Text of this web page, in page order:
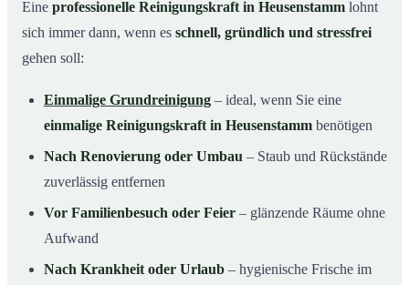
Eine professionelle Reinigungskraft in Heusenstamm lohnt
sich immer dann, wenn es schnell, gründlich und stressfrei
gehen soll:
Einmalige Grundreinigung – ideal, wenn Sie eine
einmalige Reinigungskraft in Heusenstamm benötigen
Nach Renovierung oder Umbau – Staub und Rückstände
zuverlässig entfernen
Vor Familienbesuch oder Feier – glänzende Räume ohne
Aufwand
Nach Krankheit oder Urlaub – hygienische Frische im